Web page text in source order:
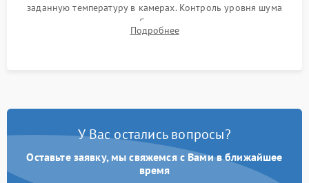
заданную температуру в камерах. Контроль уровня шума
компрессора, отсутствия обмерзания стенок и корректного
срабатывания системы автоматической оттайки.
Подробнее
У Вас остались вопросы?
Оставьте заявку, мы свяжемся с Вами в ближайшее
время